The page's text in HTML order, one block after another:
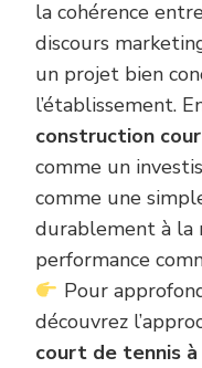
la cohérence
discours
un projet bien
l’établissement.
construction
comme un
comme une
durablement à la
performance
Pour
découvrez
court de tennis à